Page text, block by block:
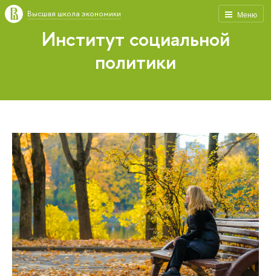
Меню
Высшая школа экономики
Институт социальной
политики